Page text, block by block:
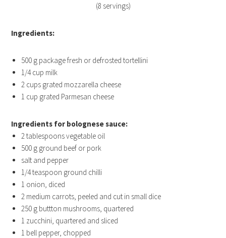
(8 servings)
Ingredients:
500 g packagefresh or defrostedtortellini
1/4cup milk
2 cups grated mozzarella cheese
1 cup grated Parmesan cheese
Ingredients for bolognese sauce:
2tablespoonsvegetable oil
500 g ground beef or pork
salt and pepper
1/4teaspoon ground chilli
1 onion, diced
2 medium carrots, peeled and cut in small dice
250 g buttton mushrooms, quartered
1 zucchini, quartered and sliced
1 bell pepper, chopped